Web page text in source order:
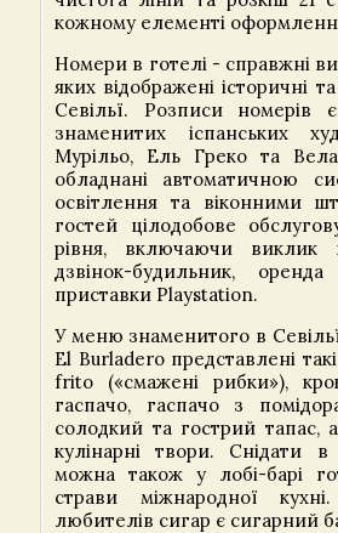
кожному елементі
Номери в готелі - справжні
яких відображені історичні
Севільї. Розписи номерів
знаменитих іспанських
Мурільо, Ель Греко та
обладнані автоматичною
освітлення та віконними
гостей цілодобове
рівня, включаючи виклик
дзвінок-будильник,
приставки Playstation.
У меню знаменитого в
El Burladero представлені
frito («смажені рибки»),
гаспачо, гаспачо з
солодкий та гострий тапас,
кулінарні твори. Снідати
можна також у лобі-барі
страви міжнародної
любителів сигар є сигарний